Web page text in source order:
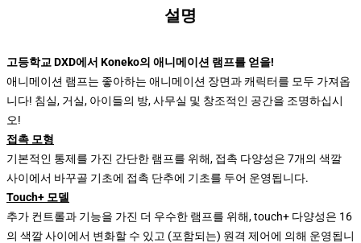
설명
고등학교 DXD에서 Koneko의 애니메이션 램프를 얻을!
애니메이션 램프는 좋아하는 애니메이션 장면과 캐릭터를 모두 가져옵
니다! 침실, 거실, 아이들의 방, 사무실 및 창조적인 공간을 조명하십시
오!
접촉 모형
기본적인 통제를 가진 간단한 램프를 위해, 접촉 다양성은 7개의 색깔
사이에서 바꾸골 기초에 접촉 단추에 기초를 두어 운영됩니다.
Touch+ 모델
추가 컨트롤과 기능을 가진 더 우수한 램프를 위해, touch+ 다양성은 16
의 색깔 사이에서 변화할 수 있고 (포함되는) 원격 제어에 의해 운영됩니